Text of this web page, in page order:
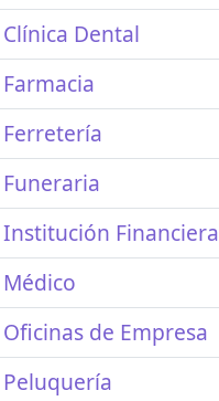
Clínica Dental
Farmacia
Ferretería
Funeraria
Institución Financiera
Médico
Oficinas de Empresa
Peluquería